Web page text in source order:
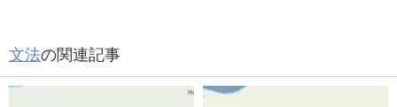
文法の関連記事